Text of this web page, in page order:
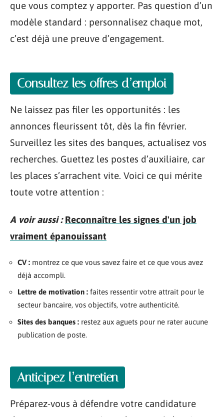
que vous comptez y apporter. Pas question d’un
modèle standard : personnalisez chaque mot,
c’est déjà une preuve d’engagement.
Consultez les offres d’emploi
Ne laissez pas filer les opportunités : les
annonces fleurissent tôt, dès la fin février.
Surveillez les sites des banques, actualisez vos
recherches. Guettez les postes d’auxiliaire, car
les places s’arrachent vite. Voici ce qui mérite
toute votre attention :
A voir aussi : Reconnaître les signes d'un job
vraiment épanouissant
CV : montrez ce que vous savez faire et ce que vous avez
déjà accompli.
Lettre de motivation : faites ressentir votre attrait pour le
secteur bancaire, vos objectifs, votre authenticité.
Sites des banques : restez aux aguets pour ne rater aucune
publication de poste.
Anticipez l’entretien
Préparez-vous à défendre votre candidature